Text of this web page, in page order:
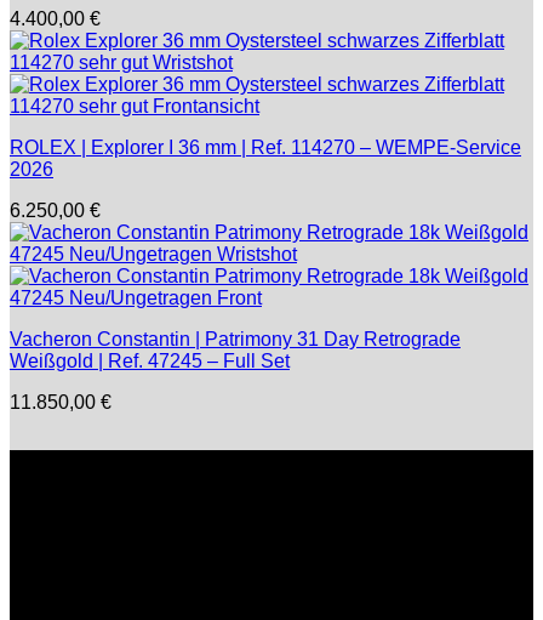
4.400,00 €
ROLEX | Explorer I 36 mm | Ref. 114270 – WEMPE-Service
2026
6.250,00 €
Vacheron Constantin | Patrimony 31 Day Retrograde
Weißgold | Ref. 47245 – Full Set
11.850,00 €